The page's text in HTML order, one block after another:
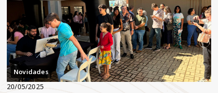
Novidades
20/05/2025